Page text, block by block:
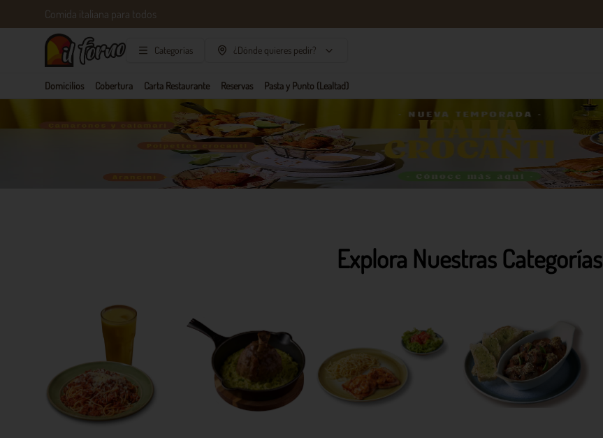
Comida italiana para todos
Categorías ¿Dónde quieres pedir?
Domicilios Cobertura Carta Restaurante Reservas Pasta y Punto (Lealtad)
Explora Nuestras Categorías